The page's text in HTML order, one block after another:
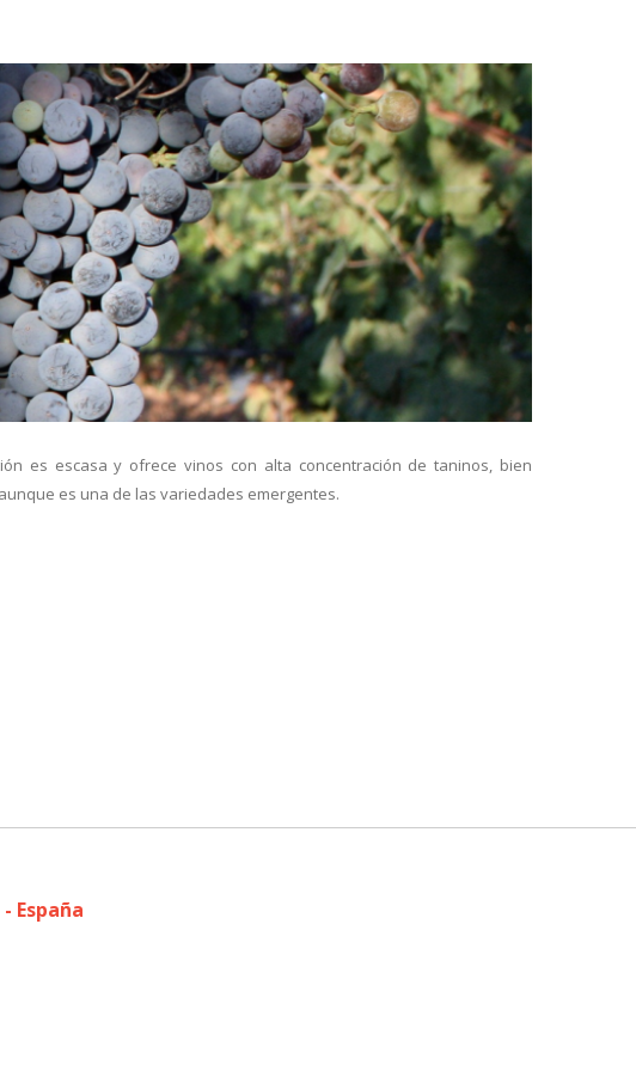
es escasa y ofrece vinos con alta concentración de taninos, bien
es una de las variedades emergentes.
España